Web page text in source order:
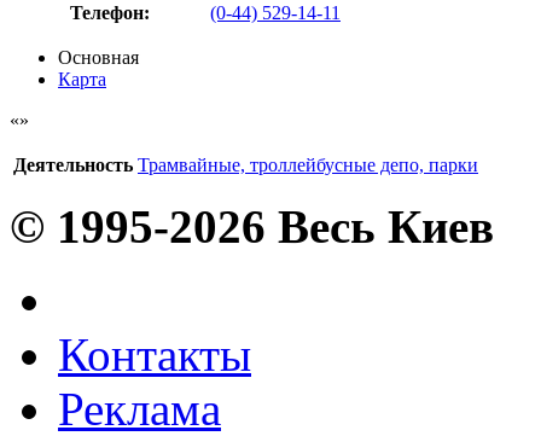
Телефон:
(0-44) 529-14-11
Основная
Карта
Деятельность Трамвайные, троллейбусные депо, парки
© 1995-2026 Весь Киев
Контакты
Реклама